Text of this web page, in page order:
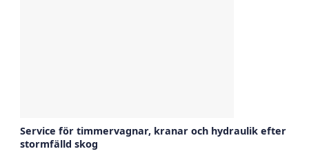
Service för timmervagnar, kranar och hydraulik efter
stormfälld skog